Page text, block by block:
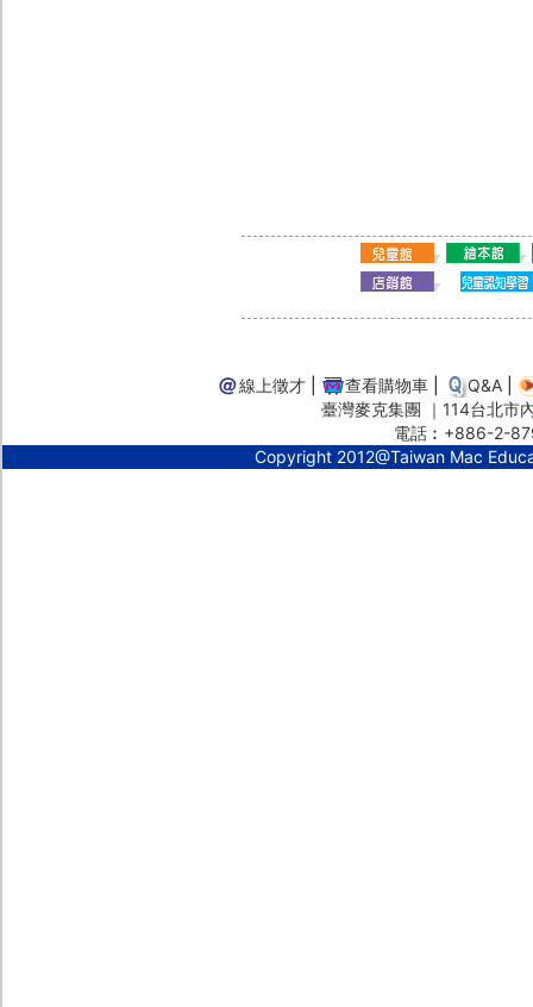
線上徵才 查看購物車 Q&A
臺灣麥克集團 ｜114台北
電話︰+886-2-
Copyright 2012@Taiwan Mac